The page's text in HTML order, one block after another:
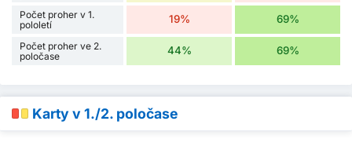
Počet proher v 1.
pololetí
19% 69%
Počet proher ve 2.
poločase
44% 69%
Karty v 1./2. poločase